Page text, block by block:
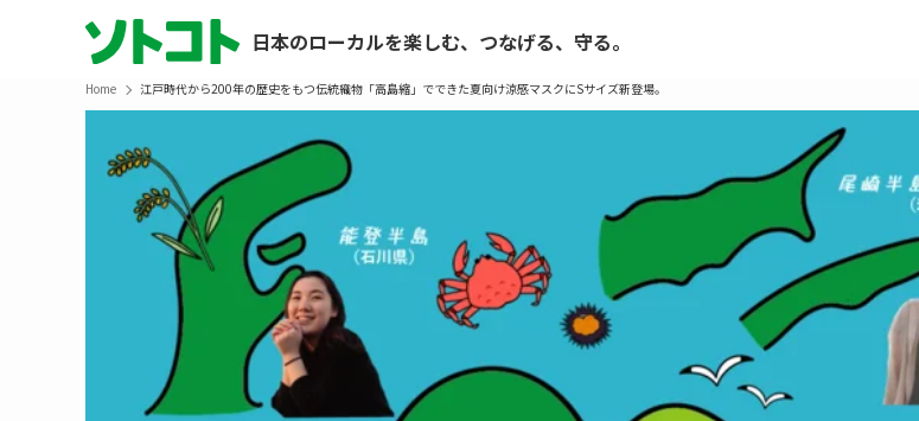
日本のローカルを楽しむ、つなげる、守る。
Home 江戸時代から200年の歴史をもつ伝統織物「高島縮」でできた夏向け涼感マスクにSサイズ新登場。